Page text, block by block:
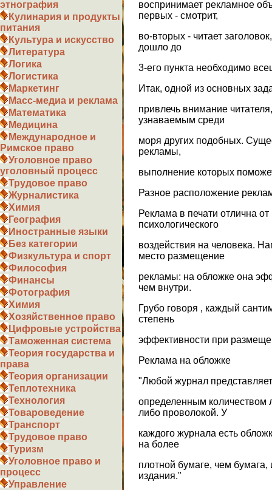
этнография
Кулинария и продукты
питания
Культура и искусство
Литература
Логика
Логистика
Маркетинг
Масс-медиа и реклама
Математика
Медицина
Международное и
Римское право
Уголовное право
уголовный процесс
Трудовое право
Журналистика
Химия
География
Иностранные языки
Без категории
Физкультура и спорт
Философия
Финансы
Фотография
Химия
Хозяйственное право
Цифровые устройства
Таможенная система
Теория государства и
права
Теория организации
Теплотехника
Технология
Товароведение
Транспорт
Трудовое право
Туризм
Уголовное право и
процесс
Управление
воспринимает рекламное
первых - смотрит,
во-вторых - читает
дошло до
3-его пункта необходимо
Итак, одной из основных
привлечь внимание
узнаваемым среди
моря других подобных.
рекламы,
выполнение которых
Разное расположение
Реклама в печати отлична
психологического
воздействия на человека.
место размещение
рекламы: на обложке она
чем внутри.
Грубо говоря , каждый
степень
эффективности при
Реклама на обложке
"Любой журнал
определенным количеством
либо проволокой. У
каждого журнала есть
на более
плотной бумаге, чем
издания."